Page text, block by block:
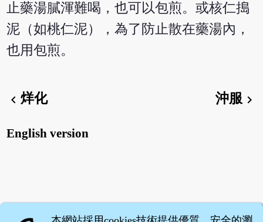
止藥湯膩渾難喝，也可以包煎。或核仁搗
泥（如桃仁泥），為了防止散在藥湯內，
也用包煎。
chevron_left烊化 沖服chevron_right
English version